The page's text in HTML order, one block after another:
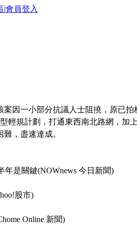
|會員登入
因一小部分抗議人士阻撓，原已
輕規計劃，打通東西南北路網，加
，盡速達成。
是關鍵(NOWnews 今日新聞)
股市)
Online 新聞)